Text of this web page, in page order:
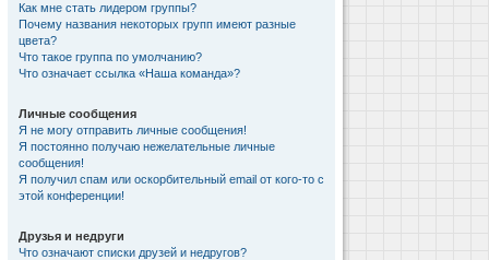
Как мне стать лидером группы?
Почему названия некоторых групп имеют разные
цвета?
Что такое группа по умолчанию?
Что означает ссылка «Наша команда»?
Личные сообщения
Я не могу отправить личные сообщения!
Я постоянно получаю нежелательные личные
сообщения!
Я получил спам или оскорбительный email от кого-то с
этой конференции!
Друзья и недруги
Что означают списки друзей и недругов?